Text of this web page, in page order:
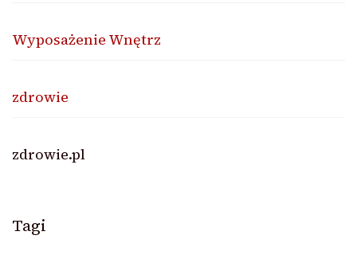
Wyposażenie Wnętrz
zdrowie
zdrowie.pl
Tagi